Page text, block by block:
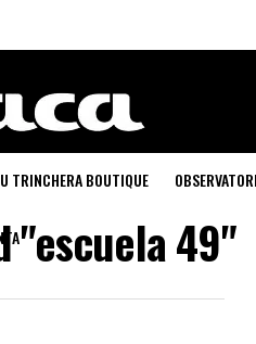
TRINCHERA BOUTIQUE
"escuela 49"